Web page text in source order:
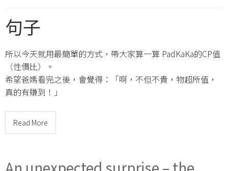
句子
所以今天就用最簡單的方式，帶大家算一算 PadKaKa的CP值
（性價比）。
希望爸媽看完之後，會覺得：「啊，不但不貴，物超所值，
真的有賺到！」
Read More